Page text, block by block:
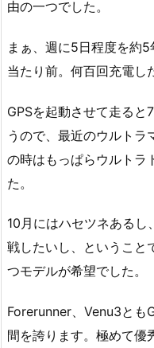
由の一つでした。
まぁ、週に5日程度を約
当たり前。何百回充電し
GPSを起動させて走ると
うので、最近のウルト
の時はもっぱらウルトラ
た。
10月にはハセツネある
戦したいし、ということ
つモデルが希望でした。
Forerunner、Venu3とも
間を誇ります。極めて優